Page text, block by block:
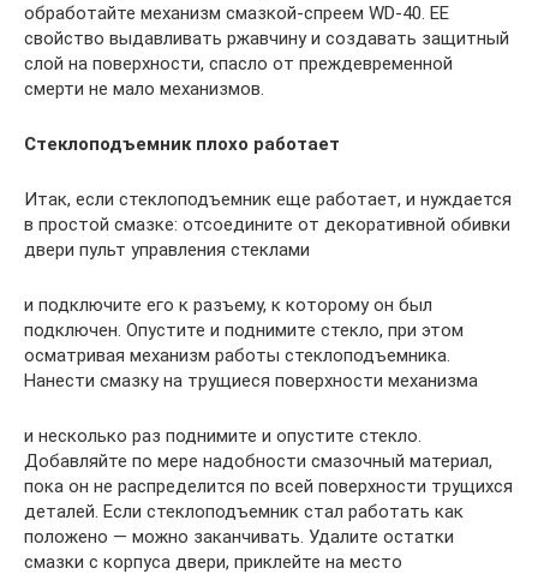
обработайте механизм смазкой-спреем WD-40. ЕЕ
свойство выдавливать ржавчину и создавать защитный
слой на поверхности, спасло от преждевременной
смерти не мало механизмов.
Стеклоподъемник плохо работает
Итак, если стеклоподъемник еще работает, и нуждается
в простой смазке: отсоедините от декоративной обивки
двери пульт управления стеклами
и подключите его к разъему, к которому он был
подключен. Опустите и поднимите стекло, при этом
осматривая механизм работы стеклоподъемника.
Нанести смазку на трущиеся поверхности механизма
и несколько раз поднимите и опустите стекло.
Добавляйте по мере надобности смазочный материал,
пока он не распределится по всей поверхности трущихся
деталей. Если стеклоподъемник стал работать как
положено — можно заканчивать. Удалите остатки
смазки с корпуса двери, приклейте на место